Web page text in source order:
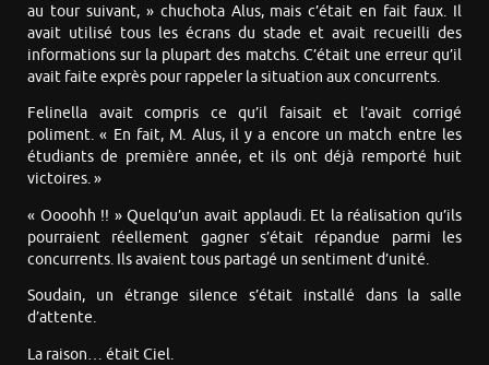
au tour suivant, » chuchota Alus, mais c’était en fait faux. Il
avait utilisé tous les écrans du stade et avait recueilli des
informations sur la plupart des matchs. C’était une erreur qu’il
avait faite exprès pour rappeler la situation aux concurrents.
Felinella avait compris ce qu’il faisait et l’avait corrigé
poliment. « En fait, M. Alus, il y a encore un match entre les
étudiants de première année, et ils ont déjà remporté huit
victoires. »
« Oooohh !! » Quelqu’un avait applaudi. Et la réalisation qu’ils
pourraient réellement gagner s’était répandue parmi les
concurrents. Ils avaient tous partagé un sentiment d’unité.
Soudain, un étrange silence s’était installé dans la salle
d’attente.
La raison… était Ciel.